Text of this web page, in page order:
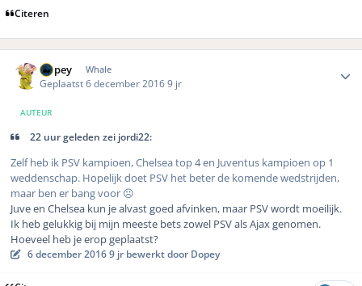
Citeren
Dopey Whale
Geplaatst6 december 20169 jr
AUTEUR
22 uur geleden zei jordi22:
Zelf heb ik PSV kampioen, Chelsea top 4 en Juventus kampioen op 1
weddenschap. Hopelijk doet PSV het beter de komende wedstrijden,
maar ben er bang voor ☹️
Juve en Chelsea kun je alvast goed afvinken, maar PSV wordt moeilijk.
Ik heb gelukkig bij mijn meeste bets zowel PSV als Ajax genomen.
Hoeveel heb je erop geplaatst?
6 december 20169 jr bewerkt door Dopey